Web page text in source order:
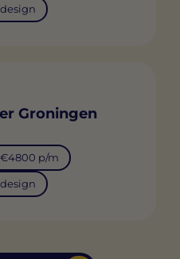
Groningen
p/m